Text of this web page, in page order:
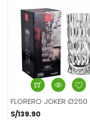
FLORERO JOKER Ø250
S/139.90